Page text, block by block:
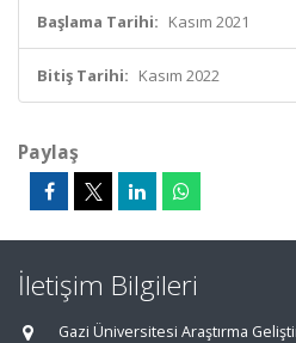
Başlama Tarihi: Kasım 2021
Bitiş Tarihi: Kasım 2022
Paylaş
İletişim Bilgileri
Gazi Üniversitesi Araştırma